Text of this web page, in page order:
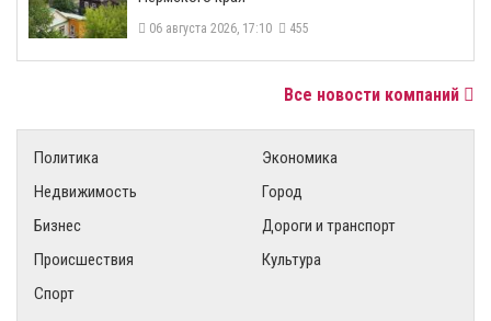
06 августа 2026, 17:10 455
Все новости компаний
Политика
Экономика
Недвижимость
Город
Бизнес
Дороги и транспорт
Происшествия
Культура
Спорт